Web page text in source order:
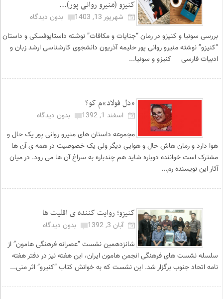
کنیزو (منیرو روانی پور)...
شهریور 13, 1403
بدون دیدگاه
بررسی سونیا و کنیزو در رمان “جنایات و مکافات” نوشته داستایوفسکی و داستان
“کنیزو” نوشته منیرو روانی پور حلیمه آذریون دانشجوی کارشناسی ارشد زبان و
ادبیات فارسی کنیزو و سونیا...
«دل فولاد»م کو؟
اسفند 1, 1392
بدون دیدگاه
مجموعه داستان های منیرو روانی پور یک حال و
هوا دارد و رمان هاش حال و هوایی دیگر ولی یک خصوصیت در همه ی آن ها
مشترک است خواننده دوباره شاید هم چندباره به سراغ آن ها می رود. در میان
آثار این نویسنده رم...
کنیزو؛ روایت کننده ی اقلیت ها
آبان 3, 1392
بدون دیدگاه
شانزدهمین نشست “عصرانه فرهنگی هامون” از
سلسله نشست های فرهنگی انجمن هامون ایران، این هفته نیز در دفتر هفته
نامه اتحاد جنوب برگزار شد. این نشست که به خوانش کتاب “کنیرو” اثر منی...